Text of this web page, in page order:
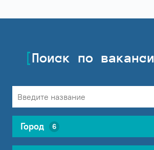
Поиск по
Город 6